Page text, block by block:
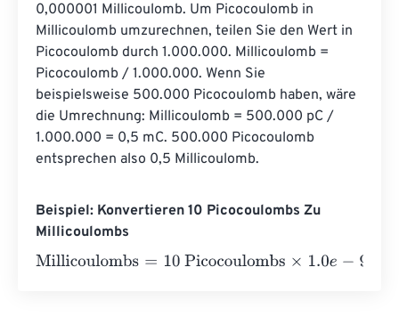
0,000001 Millicoulomb. Um Picocoulomb in
Millicoulomb umzurechnen, teilen Sie den Wert in
Picocoulomb durch 1.000.000. Millicoulomb =
Picocoulomb / 1.000.000. Wenn Sie
beispielsweise 500.000 Picocoulomb haben, wäre
die Umrechnung: Millicoulomb = 500.000 pC /
1.000.000 = 0,5 mC. 500.000 Picocoulomb
entsprechen also 0,5 Millicoulomb.
Beispiel: Konvertieren 10 Picocoulombs Zu
Millicoulombs
Millicoulombs=10 Picocoulombs×1.0e-9 =1 e-8